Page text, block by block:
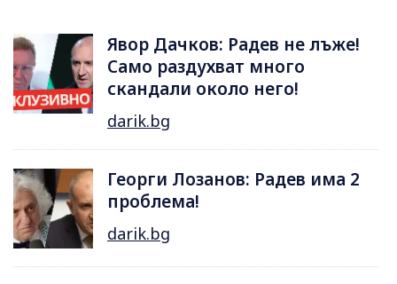
Явор Дачков: Радев не лъже!
Само раздухват много
скандали около него!
darik.bg
Георги Лозанов: Радев има 2
проблема!
darik.bg